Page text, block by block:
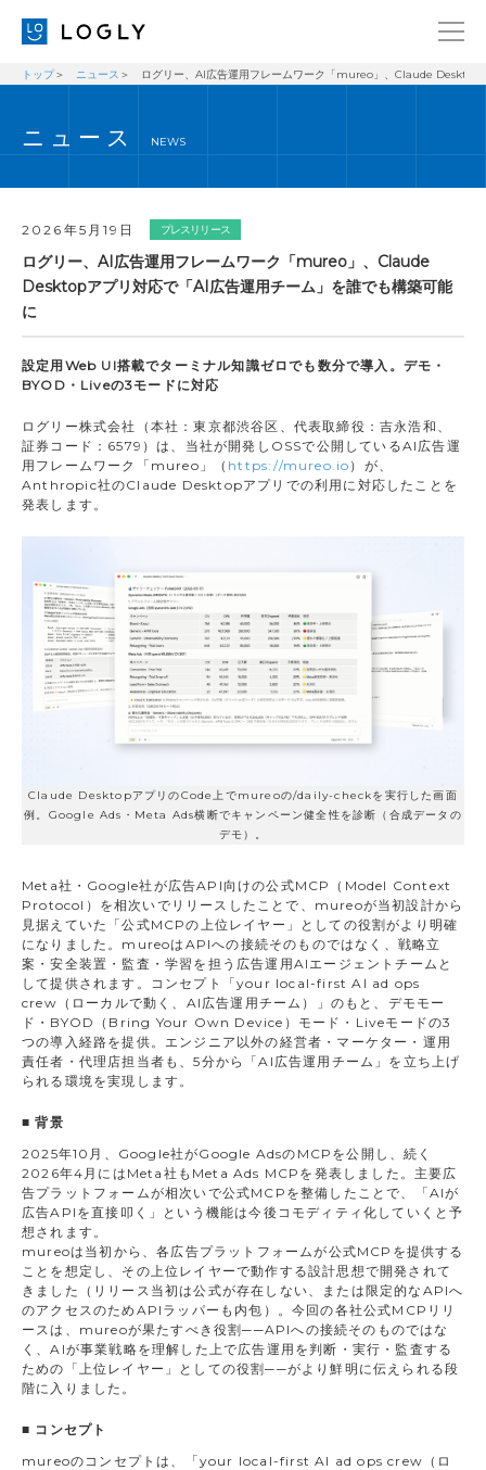
経営理念
ブログ
採用情報
お問い合わせ
トップ ニュース ログリー、AI広告運用フレームワーク「mureo」、Claude Desktop
ニュース NEWS
2026年5月19日 プレスリリース
ログリー、AI広告運用フレームワーク「mureo」、Claude
Desktopアプリ対応で「AI広告運用チーム」を誰でも構築可能
に
設定用Web UI搭載でターミナル知識ゼロでも数分で導入。デモ・
BYOD・Liveの3モードに対応
ログリー株式会社（本社：東京都渋谷区、代表取締役：吉永浩和、
証券コード：6579）は、当社が開発しOSSで公開しているAI広告運
用フレームワーク「mureo」（ https://mureo.io ）が、
Anthropic社のClaude Desktopアプリでの利用に対応したことを
発表します。
Claude DesktopアプリのCode上でmureoの/daily-checkを実行した画面
例。Google Ads・Meta Ads横断でキャンペーン健全性を診断（合成データの
デモ）。
Meta社・Google社が広告API向けの公式MCP（Model Context
Protocol）を相次いでリリースしたことで、mureoが当初設計から
見据えていた「公式MCPの上位レイヤー」としての役割がより明確
になりました。mureoはAPIへの接続そのものではなく、戦略立
案・安全装置・監査・学習を担う広告運用AIエージェントチームと
して提供されます。コンセプト「your local-first AI ad ops
crew（ローカルで動く、AI広告運用チーム）」のもと、デモモー
ド・BYOD（Bring Your Own Device）モード・Liveモードの3
つの導入経路を提供。エンジニア以外の経営者・マーケター・運用
責任者・代理店担当者も、5分から「AI広告運用チーム」を立ち上げ
られる環境を実現します。
■ 背景
2025年10月、Google社がGoogle AdsのMCPを公開し、続く
2026年4月にはMeta社もMeta Ads MCPを発表しました。主要広
告プラットフォームが相次いで公式MCPを整備したことで、「AIが
広告APIを直接叩く」という機能は今後コモディティ化していくと予
想されます。
mureoは当初から、各広告プラットフォームが公式MCPを提供する
ことを想定し、その上位レイヤーで動作する設計思想で開発されて
きました（リリース当初は公式が存在しない、または限定的なAPIへ
のアクセスのためAPIラッパーも内包）。今回の各社公式MCPリリ
ースは、mureoが果たすべき役割──APIへの接続そのものではな
く、AIが事業戦略を理解した上で広告運用を判断・実行・監査する
ための「上位レイヤー」としての役割──がより鮮明に伝えられる段
階に入りました。
■ コンセプト
mureoのコンセプトは、「your local-first AI ad ops crew（ロ